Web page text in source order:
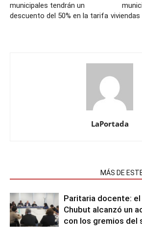
municipales tendrán un
descuento del 50% en la tarifa
LaPortada
MÁS DE
Paritaria docente:
Chubut alcanzó un
con los gremios del